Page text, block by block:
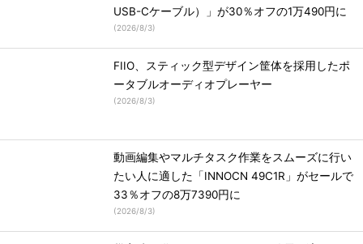
USB-Cケーブル）」が30％オフの1万490円に
(2026/8/3)
FIIO、スティック型デザイン筐体を採用したポ
ータブルオーディオプレーヤー
(2026/8/3)
動画編集やマルチタスク作業をスムーズに行い
たい人に適した「INNOCN 49C1R」がセールで
33％オフの8万7390円に
(2026/8/3)